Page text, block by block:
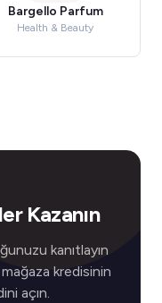
Bargello Parfum
Health & Beauty
Kazanın
kanıtlayın
kredisinin
açın.